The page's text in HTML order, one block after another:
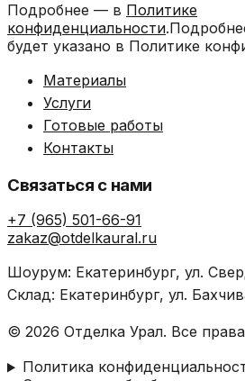
Подробнее — в Политике
конфиденциальности
будет указано в Политике
Материалы
Услуги
Готовые работы
Контакты
Связаться с нами
+7 (965) 501-66-91
zakaz@otdelkaural.ru
Шоурум: Екатеринбург, ул.
Склад: Екатеринбург, ул.
© 2026 Отделка Урал. Все
Политика